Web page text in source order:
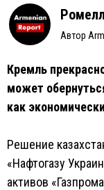
Автор
Кремль
может
как
Решение
«Нафтогазу
активов